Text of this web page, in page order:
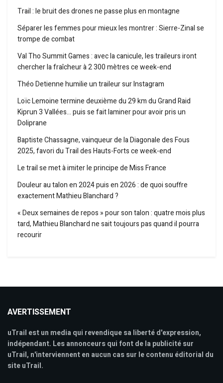
Trail : le bruit des drones ne passe plus en montagne
Séparer les femmes pour mieux les montrer : Sierre-Zinal se
trompe de combat
Val Tho Summit Games : avec la canicule, les traileurs iront
chercher la fraîcheur à 2 300 mètres ce week-end
Théo Detienne humilie un traileur sur Instagram
Loïc Lemoine termine deuxième du 29 km du Grand Raid
Kiprun 3 Vallées… puis se fait laminer pour avoir pris un
Doliprane
Baptiste Chassagne, vainqueur de la Diagonale des Fous
2025, favori du Trail des Hauts-Forts ce week-end
Le trail se met à imiter le principe de Miss France
Douleur au talon en 2024 puis en 2026 : de quoi souffre
exactement Mathieu Blanchard ?
« Deux semaines de repos » pour son talon : quatre mois plus
tard, Mathieu Blanchard ne sait toujours pas quand il pourra
recourir
AVERTISSEMENT
uTrail est un media qui revendique sa liberté d'expression,
indépendant. Les annonceurs qui font de la publicité sur
uTrail, n'interviennent en aucun cas sur le contenu éditorial du
site uTrail.